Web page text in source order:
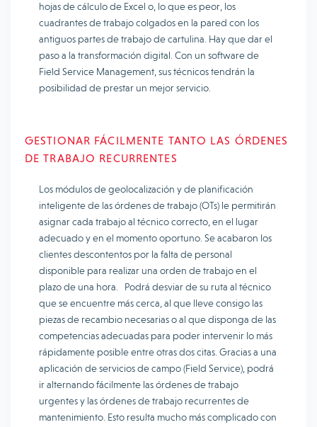
hojas de cálculo de Excel o, lo que es peor, los
cuadrantes de trabajo colgados en la pared con los
antiguos partes de trabajo de cartulina. Hay que dar el
paso a la transformación digital. Con un software de
Field Service Management, sus técnicos tendrán la
posibilidad de prestar un mejor servicio.
GESTIONAR FÁCILMENTE TANTO LAS ÓRDENES
DE TRABAJO RECURRENTES
Los módulos de geolocalización y de planificación
inteligente de las órdenes de trabajo (OTs) le permitirán
asignar cada trabajo al técnico correcto, en el lugar
adecuado y en el momento oportuno. Se acabaron los
clientes descontentos por la falta de personal
disponible para realizar una orden de trabajo en el
plazo de una hora. Podrá desviar de su ruta al técnico
que se encuentre más cerca, al que lleve consigo las
piezas de recambio necesarias o al que disponga de las
competencias adecuadas para poder intervenir lo más
rápidamente posible entre otras dos citas. Gracias a una
aplicación de servicios de campo (Field Service), podrá
ir alternando fácilmente las órdenes de trabajo
urgentes y las órdenes de trabajo recurrentes de
mantenimiento. Esto resulta mucho más complicado con